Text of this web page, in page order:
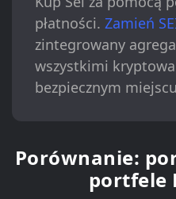
płatności. Zamień
zintegrowany
wszystkimi
bezpiecznym
Porównanie:
portfele